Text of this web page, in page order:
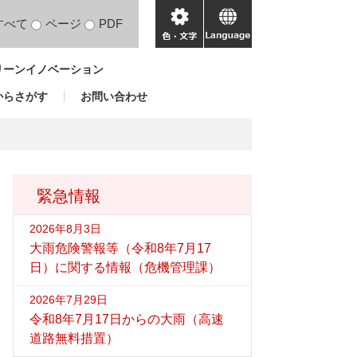
べて ページ PDF
色・
文
language
ンイノベーション
らさがす お問い合わせ
緊急情報
2026年8月3日
大雨危険警報等（令和8年7月17
日）に関する情報（危機管理課）
2026年7月29日
令和8年7月17日からの大雨（高速
道路無料措置）